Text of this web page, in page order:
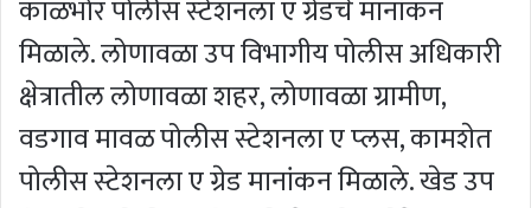
काळभोर पोलीस स्‍टेशनला ए ग्रेडचे मानांकन
मिळाले. लोणावळा उप विभागीय पोलीस अधिकारी
क्षेत्रातील लोणावळा शहर, लोणावळा ग्रामीण,
वडगाव मावळ पोलीस स्‍टेशनला ए प्‍लस, कामशेत
पोलीस स्‍टेशनला ए ग्रेड मानांकन मिळाले. खेड उप